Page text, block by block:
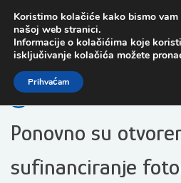
Open toolbar
sadržaj
Ponovno su
sufinanciranje
Koristimo kolačiće kako bismo
našoj web stranici.
Informacije o kolačićima koje
isključivanje kolačića možete
Prihvaćam